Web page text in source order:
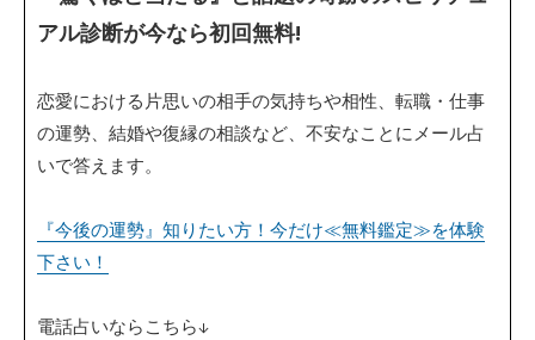
アル診断が今なら初回無料!
恋愛における片思いの相手の気持ちや相性、転職・仕事
の運勢、結婚や復縁の相談など、不安なことにメール占
いで答えます。
『今後の運勢』知りたい方！今だけ≪無料鑑定≫を体験
下さい！
電話占いならこちら↓